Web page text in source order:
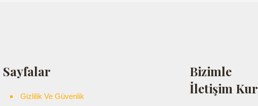
Sayfalar
Gizlilik Ve Güvenlik
Bizimle
İletişim Kur